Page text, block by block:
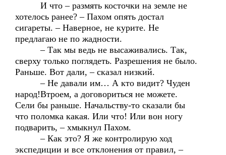
И что – размять косточки на земле не
хотелось ранее? – Пахом опять достал
сигареты. – Наверное, не курите. Не
предлагаю не по жадности.
– Так мы ведь не высаживались. Так,
сверху только поглядеть. Разрешения не было.
Раньше. Вот дали, – сказал низкий.
– Не давали им… А кто видит? Чуден
народ!Втроем, а договориться не можете.
Сели бы раньше. Начальству-то сказали бы
что поломка какая. Или что! Или вон ногу
подварить, – хмыкнул Пахом.
– Как это? Я же контролирую ход
экспедиции и все отклонения от правил, –